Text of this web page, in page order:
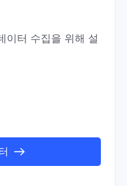
이터 수집을 위해 설